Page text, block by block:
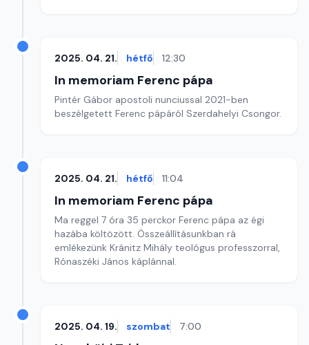
2025. 04. 21. hétfő 12:30
In memoriam Ferenc pápa
Pintér Gábor apostoli nunciussal 2021-ben
beszélgetett Ferenc pápáról Szerdahelyi Csongor.
2025. 04. 21. hétfő 11:04
In memoriam Ferenc pápa
Ma reggel 7 óra 35 perckor Ferenc pápa az égi
hazába költözött. Összeállításunkban rá
emlékezünk Kránitz Mihály teológus professzorral,
Rónaszéki János káplánnal.
2025. 04. 19. szombat 7:00